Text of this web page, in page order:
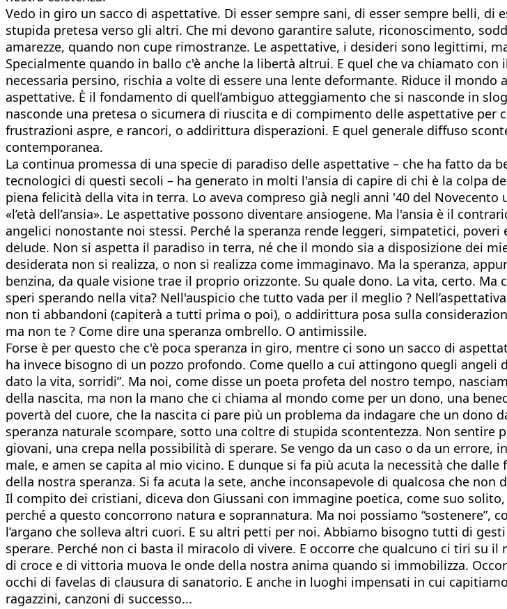
Vedo in giro un sacco di aspettative. Di esser sempre sani, di esser sempre belli,
stupida pretesa verso gli altri. Che mi devono garantire salute, riconoscimento,
amarezze, quando non cupe rimostranze. Le aspettative, i desideri sono legittimi,
Specialmente quando in ballo c'è anche la libertà altrui. E quel che va chiamato
necessaria persino, rischia a volte di essere una lente deformante. Riduce il
aspettative. È il fondamento di quell’ambiguo atteggiamento che si nasconde in
nasconde una pretesa o sicumera di riuscita e di compimento delle aspettative per
frustrazioni aspre, e rancori, o addirittura disperazioni. E quel generale diffuso
contemporanea.
La continua promessa di una specie di paradiso delle aspettative – che ha fatto da
tecnologici di questi secoli – ha generato in molti l'ansia di capire di chi è la colpa
piena felicità della vita in terra. Lo aveva compreso già negli anni '40 del
«l’età dell’ansia». Le aspettative possono diventare ansiogene. Ma l'ansia è il
angelici nonostante noi stessi. Perché la speranza rende leggeri, simpatetici,
delude. Non si aspetta il paradiso in terra, né che il mondo sia a disposizione dei
desiderata non si realizza, o non si realizza come immaginavo. Ma la speranza,
benzina, da quale visione trae il proprio orizzonte. Su quale dono. La vita, certo.
speri sperando nella vita? Nell'auspicio che tutto vada per il meglio ?
non ti abbandoni (capiterà a tutti prima o poi), o addirittura posa sulla
ma non te ? Come dire una speranza ombrello. O antimissile.
Forse è per questo che c'è poca speranza in giro, mentre ci sono un sacco di
ha invece bisogno di un pozzo profondo. Come quello a cui attingono quegli
dato la vita, sorridi”. Ma noi, come disse un poeta profeta del nostro tempo,
della nascita, ma non la mano che ci chiama al mondo come per un dono, una
povertà del cuore, che la nascita ci pare più un problema da indagare che un dono
speranza naturale scompare, sotto una coltre di stupida scontentezza. Non
giovani, una crepa nella possibilità di sperare. Se vengo da un caso o da un
male, e amen se capita al mio vicino. E dunque si fa più acuta la necessità che
della nostra speranza. Si fa acuta la sete, anche inconsapevole di qualcosa che non
Il compito dei cristiani, diceva don Giussani con immagine poetica, come suo
perché a questo concorrono natura e soprannatura. Ma noi possiamo
l’argano che solleva altri cuori. E su altri petti per noi. Abbiamo bisogno tutti di
sperare. Perché non ci basta il miracolo di vivere. E occorre che qualcuno ci tiri
di croce e di vittoria muova le onde della nostra anima quando si immobilizza.
occhi di favelas di clausura di sanatorio. E anche in luoghi impensati in cui
ragazzini, canzoni di successo...